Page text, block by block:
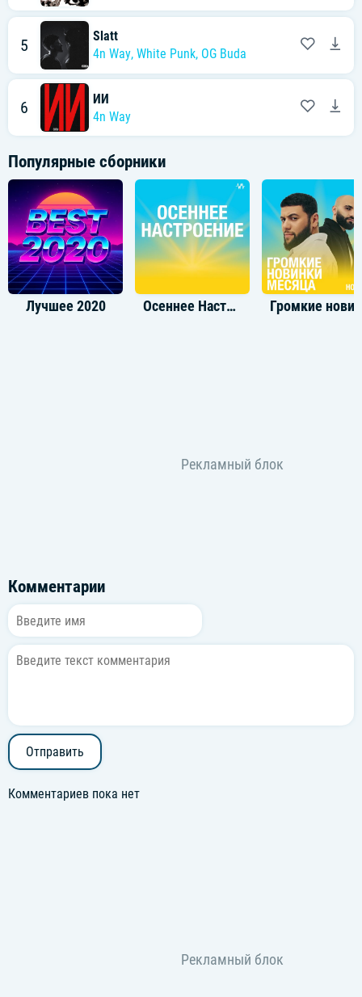
5
Slatt
4n Way, White Punk, OG Buda
6
ИИ
4n Way
Популярные сборники
Лучшее 2020 Осеннее Настроение
Комментарии
Отправить
Комментариев пока нет